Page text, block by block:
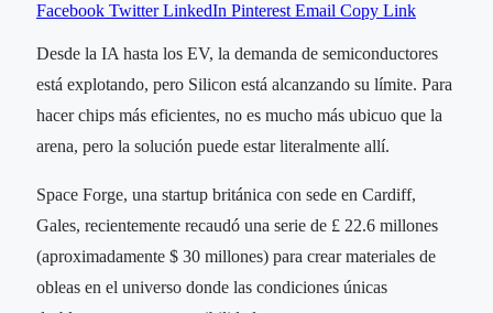
Facebook Twitter LinkedIn Pinterest Email Copy Link
Desde la IA hasta los EV, la demanda de semiconductores
está explotando, pero Silicon está alcanzando su límite. Para
hacer chips más eficientes, no es mucho más ubicuo que la
arena, pero la solución puede estar literalmente allí.
Space Forge, una startup británica con sede en Cardiff,
Gales, recientemente recaudó una serie de £ 22.6 millones
(aproximadamente $ 30 millones) para crear materiales de
obleas en el universo donde las condiciones únicas